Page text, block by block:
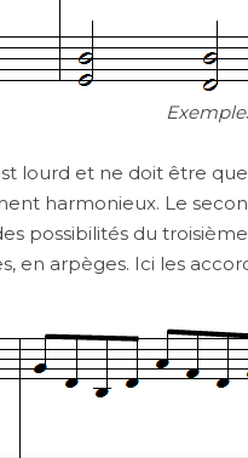
lourd et ne doit être
harmonieux. Le
possibilités du
en arpèges. Ici les